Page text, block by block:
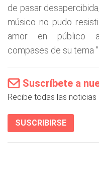
de pasar
músico no pudo
amor en público
compases de su tema
Suscríbete a
Recibe todas las noticias
SUSCRIBIRSE